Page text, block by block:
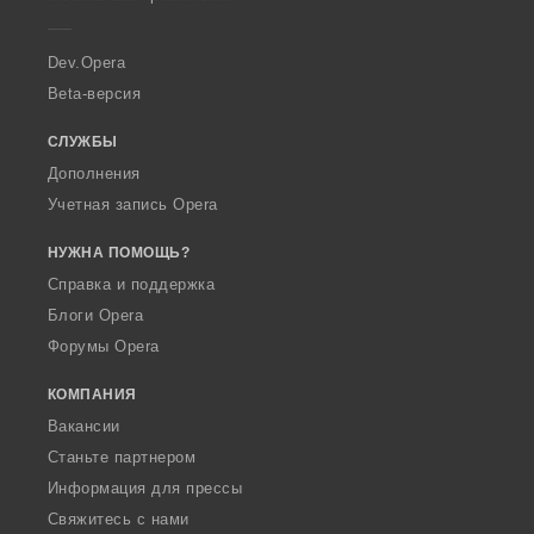
a
Dev.Opera
Beta-версия
СЛУЖБЫ
Дополнения
Учетная запись Opera
НУЖНА ПОМОЩЬ?
Справка и поддержка
Блоги Opera
Форумы Opera
КОМПАНИЯ
Вакансии
Станьте партнером
Информация для прессы
Свяжитесь с нами